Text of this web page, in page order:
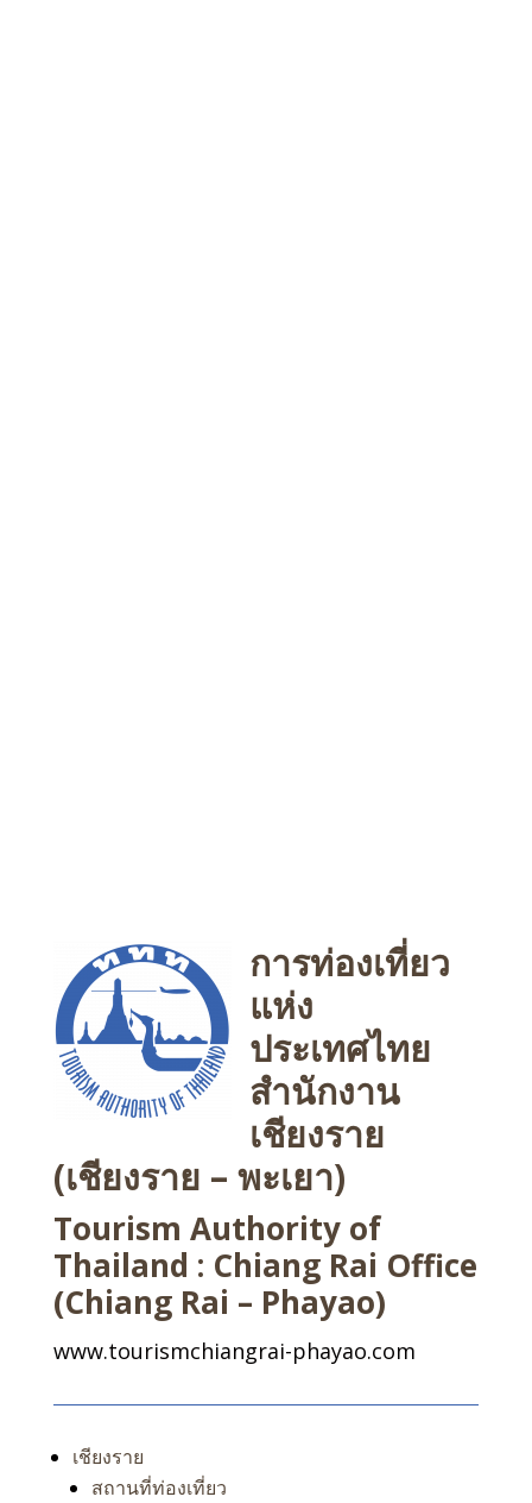
การท่องเที่ยว
แห่ง
ประเทศไทย
สำนักงาน
เชียงราย
(เชียงราย – พะเยา)
Tourism Authority of
Thailand : Chiang Rai Office
(Chiang Rai – Phayao)
www.tourismchiangrai-phayao.com
เชียงราย
สถานที่ท่องเที่ยว